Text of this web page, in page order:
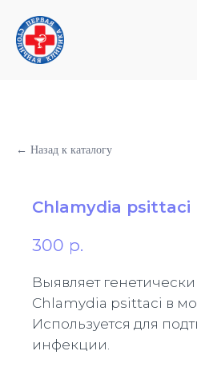
Первая Столичная Клиника
← Назад к каталогу
Chlamydia psittaci
300 р.
Выявляет
Chlamydia psittaci в
Используется для
инфекции.